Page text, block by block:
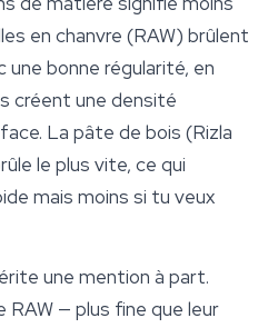
en chanvre (RAW) brûlent
bonne régularité, en
créent une densité
La pâte de bois (Rizla
le plus vite, ce qui
mais moins si tu veux
une mention à part.
— plus fine que leur